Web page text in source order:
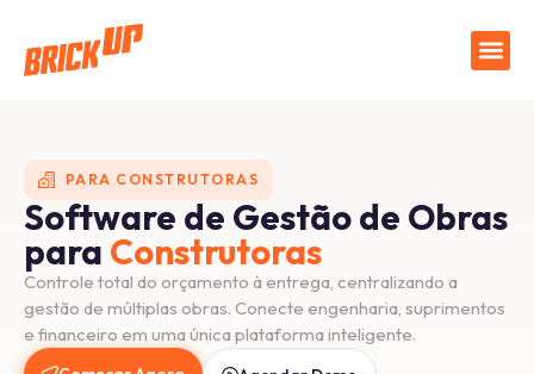
PARA CONSTRUTORAS
Software de Gestão de Obras
para Construtoras
Controle total do orçamento à entrega, centralizando a
gestão de múltiplas obras. Conecte engenharia, suprimentos
e financeiro em uma única plataforma inteligente.